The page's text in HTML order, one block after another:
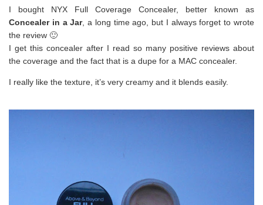
I bought NYX Full Coverage Concealer, better known as
Concealer in a Jar, a long time ago, but I always forget to wrote
the review 🙂
I get this concealer after I read so many positive reviews about
the coverage and the fact that is a dupe for a MAC concealer.
I really like the texture, it’s very creamy and it blends easily.